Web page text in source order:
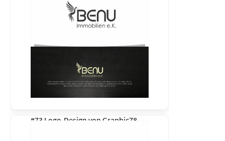
#73 Logo-Design von Graphic78